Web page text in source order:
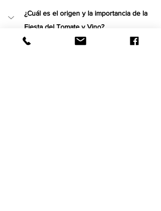
¿Cuál es el origen y la importancia de la
Fiesta del Tomate y Vino?
Este festival nació hace más de ocho años en el